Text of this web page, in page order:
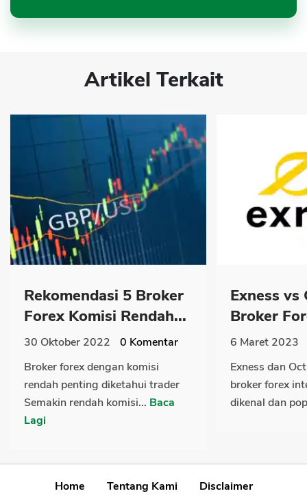
Artikel Terkait
Rekomendasi 5 Broker
Forex Komisi Rendah...
30 Oktober 2022 0 Komentar
Broker forex dengan komisi
rendah penting diketahui trader
Semakin rendah komisi... Baca
Lagi
Exness vs
Broker
6 Maret 2023
Exness dan
broker forex
dikenal dan
Home Tentang Kami Disclaimer